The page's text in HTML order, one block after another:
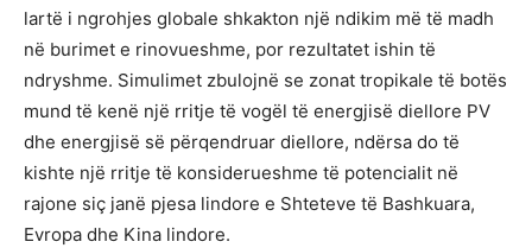
lartë i ngrohjes globale shkakton një ndikim më të madh
në burimet e rinovueshme, por rezultatet ishin të
ndryshme. Simulimet zbulojnë se zonat tropikale të botës
mund të kenë një rritje të vogël të energjisë diellore PV
dhe energjisë së përqendruar diellore, ndërsa do të
kishte një rritje të konsiderueshme të potencialit në
rajone siç janë pjesa lindore e Shteteve të Bashkuara,
Evropa dhe Kina lindore.